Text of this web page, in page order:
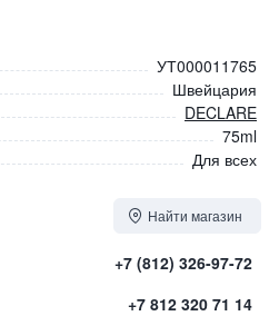
УТ000011765
Швейцария
DECLARE
75ml
Для всех
Найти магазин
+7 (812) 326-97-72
+7 812 320 71 14